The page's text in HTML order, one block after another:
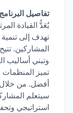
تفاصيل
يُعَدُّ القيادة
تهدف إلى تنمية
المشاركين.
وتبني أساليب
تميز
أفضل. من خلال
سيتعلم
استراتيجي